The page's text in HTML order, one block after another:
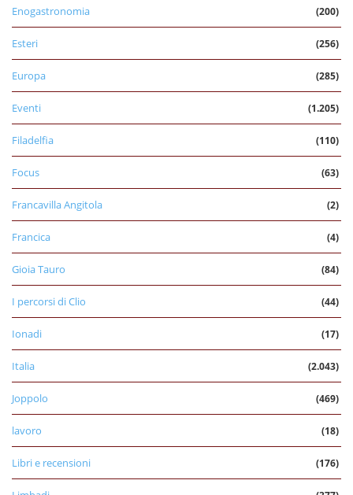
Enogastronomia (200)
Esteri (256)
Europa (285)
Eventi (1.205)
Filadelfia (110)
Focus (63)
Francavilla Angitola (2)
Francica (4)
Gioia Tauro (84)
I percorsi di Clio (44)
Ionadi (17)
Italia (2.043)
Joppolo (469)
lavoro (18)
Libri e recensioni (176)